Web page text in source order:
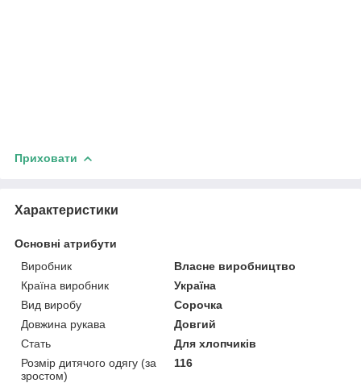
Приховати
Характеристики
Основні атрибути
Виробник
Власне виробництво
Країна виробник
Україна
Вид виробу
Сорочка
Довжина рукава
Довгий
Стать
Для хлопчиків
Розмір дитячого одягу (за
зростом)
116